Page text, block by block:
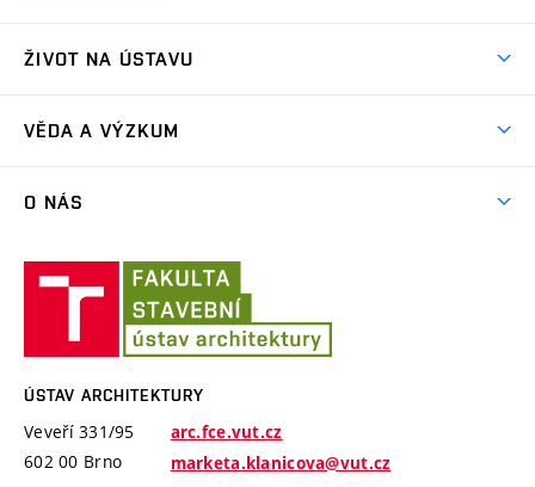
Letní škola architektury
Závěrečné práce a státní zkoušky
Příručka prváka
Modelářská dílna
ŽIVOT NA ÚSTAVU
Plenéry
ARC Siola
Cena Arnošta Wiesnera
VĚDA A VÝZKUM
Konference Krajina Sídla Památky
O NÁS
Ateliéry a pracoviště
Historie ústavu
Absolventi
Úspěchy
ÚSTAV ARCHITEKTURY
Veveří 331/95
602 00 Brno
arc.fce.vut.cz
marketa.klanicova@vut.cz